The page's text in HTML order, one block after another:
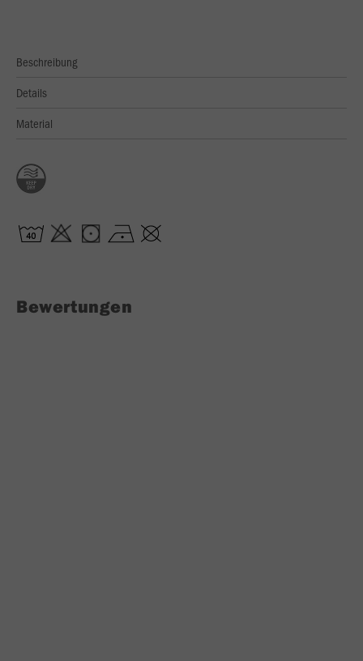
Beschreibung
Details
Material
Bewertungen